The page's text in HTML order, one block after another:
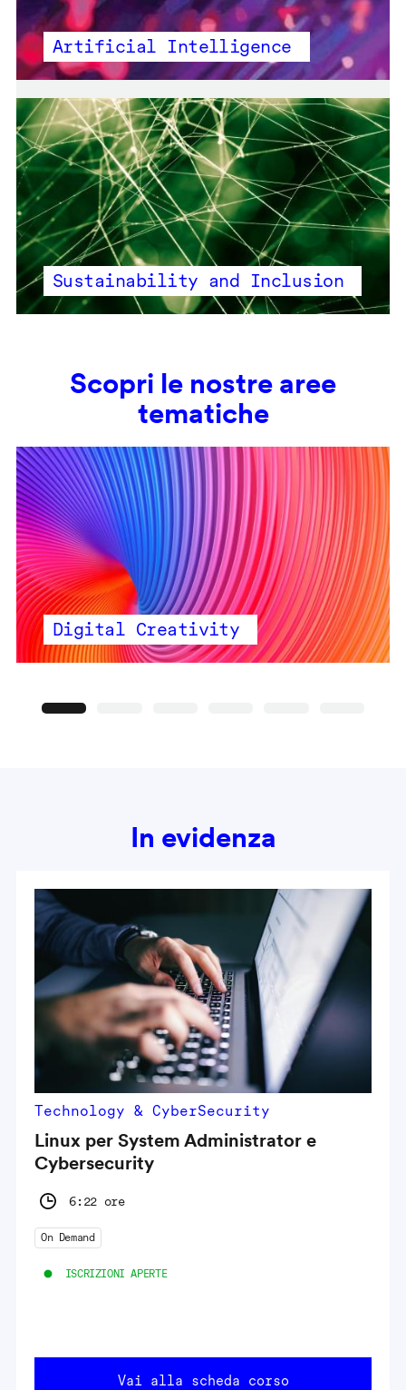
Artificial Intelligence
Sustainability and Inclusion
Scopri le nostre aree
tematiche
Digital Creativity
In evidenza
Technology & CyberSecurity
Linux per System Administrator e
Cybersecurity
6:22 ore
On Demand
ISCRIZIONI APERTE
Vai alla scheda corso